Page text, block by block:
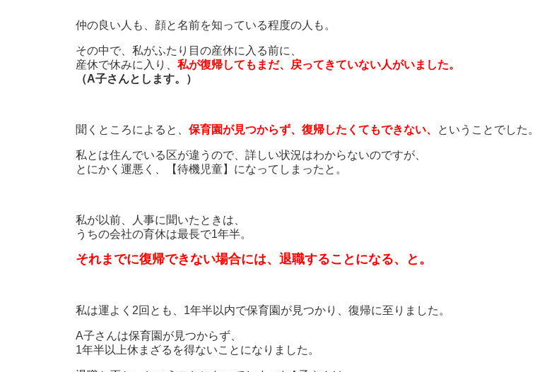
仲の良い人も、顔と名前を知っている程度の人も。
その中で、私がふたり目の産休に入る前に、
産休で休みに入り、私が復帰してもまだ、戻ってきていない人がいました。
（A子さんとします。）
聞くところによると、保育園が見つからず、復帰したくてもできない、 ということでした。
私とは住んでいる区が違うので、詳しい状況はわからないのですが、
とにかく運悪く、【待機児童】になってしまったと。
私が以前、人事に聞いたときは、
うちの会社の育休は最長で1年半。
それまでに復帰できない場合には、退職することになる、と。
私は運よく2回とも、1年半以内で保育園が見つかり、復帰に至りました。
A子さんは保育園が見つからず、
1年半以上休まざるを得ないことになりました。